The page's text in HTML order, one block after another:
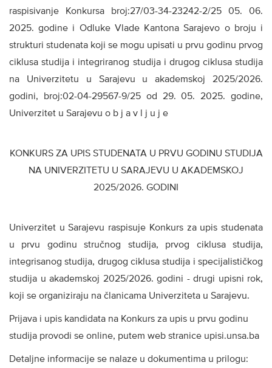
raspisivanje Konkursa broj:27/03-34-23242-2/25 05. 06.
2025. godine i Odluke Vlade Kantona Sarajevo o broju i
strukturi studenata koji se mogu upisati u prvu godinu prvog
ciklusa studija i integriranog studija i drugog ciklusa studija
na Univerzitetu u Sarajevu u akademskoj 2025/2026.
godini, broj:02-04-29567-9/25 od 29. 05. 2025. godine,
Univerzitet u Sarajevu o b j a v l j u j e
KONKURS ZA UPIS STUDENATA U PRVU GODINU STUDIJA
NA UNIVERZITETU U SARAJEVU U AKADEMSKOJ
2025/2026. GODINI
Univerzitet u Sarajevu raspisuje Konkurs za upis studenata
u prvu godinu stručnog studija, prvog ciklusa studija,
integrisanog studija, drugog ciklusa studija i specijalističkog
studija u akademskoj 2025/2026. godini - drugi upisni rok,
koji se organiziraju na članicama Univerziteta u Sarajevu.
Prijava i upis kandidata na Konkurs za upis u prvu godinu
studija provodi se online, putem web stranice upisi.unsa.ba
Detaljne informacije se nalaze u dokumentima u prilogu: